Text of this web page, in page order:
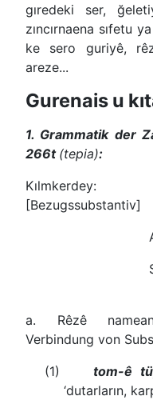
gıredeki ser,
zıncırnaena sıfetu
ke sero guriyê,
areze...
Gurenais u
1. Grammatik der
266t (tepia):
[Bezugssubstantiv]
A:
S: name
a. Rêzê
Verbindung von
(1)
tom-ê
‘dutarların,